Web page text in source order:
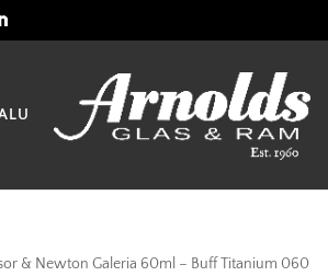
& Newton Galeria 60ml – Buff Titanium 060